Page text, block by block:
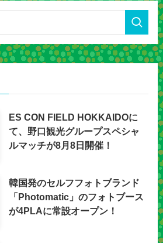
ES CON FIELD HOKKAIDOに
て、野口観光グループスペシャ
ルマッチが8月8日開催！
韓国発のセルフフォトブランド
「Photomatic」のフォトブース
が4PLAに常設オープン！